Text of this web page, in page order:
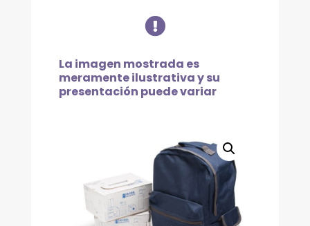
FÓSFORO,
POTASIO
Y

La imagen mostrada es
meramente ilustrativa y su
presentación puede variar